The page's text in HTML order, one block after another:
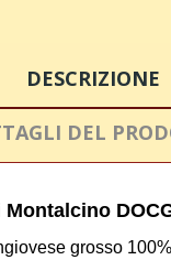
DESCRIZIONE
DEL
grosso